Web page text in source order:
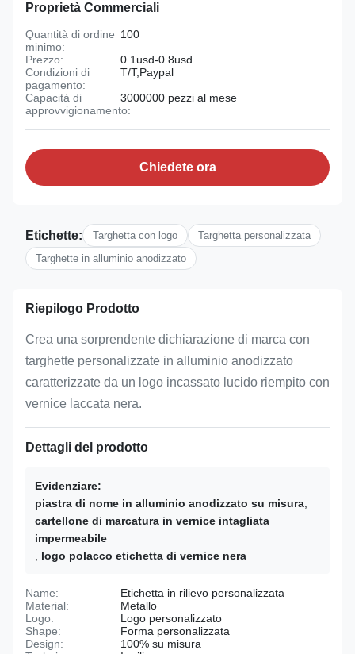
Proprietà Commerciali
Quantità di ordine
minimo:
100
Prezzo:
0.1usd-0.8usd
Condizioni di
pagamento:
T/T,Paypal
Capacità di
approvvigionamento:
3000000 pezzi al mese
Chiedete ora
Etichette: Targhetta con logo
Targhetta personalizzata
Targhette in alluminio anodizzato
Riepilogo Prodotto
Crea una sorprendente dichiarazione di marca con
targhette personalizzate in alluminio anodizzato
caratterizzate da un logo incassato lucido riempito con
vernice laccata nera.
Dettagli del prodotto
Evidenziare:
piastra di nome in alluminio anodizzato su misura
cartellone di marcatura in vernice intagliata
impermeabile
logo polacco etichetta di vernice nera
Name:
Etichetta in rilievo personalizzata
Material:
Metallo
Logo:
Logo personalizzato
Shape:
Forma personalizzata
Design:
100% su misura